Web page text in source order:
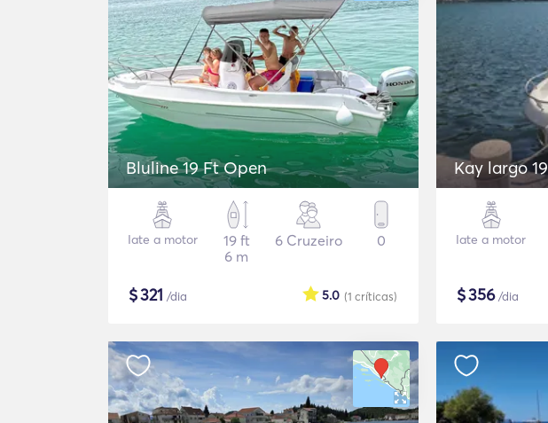
Bluline 19 Ft Open
Iate a motor
19 ft
6 m
6 Cruzeiro 0
$321 /dia (1 críticas)
5.0
Kay largo 19
Iate a motor
$356/dia